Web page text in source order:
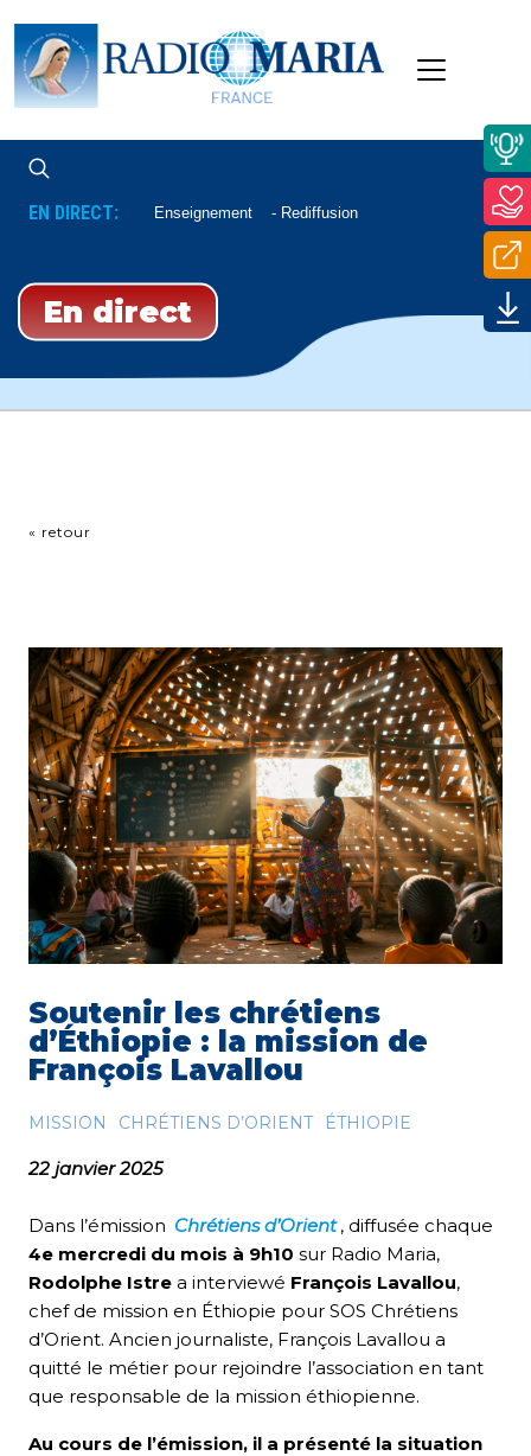
EN DIRECT: Enseignement Rediffusion
En direct
« retour
Soutenir les chrétiens
d’Éthiopie : la mission de
François Lavallou
MISSION CHRÉTIENS D’ORIENT ÉTHIOPIE
22 janvier 2025
Dans l’émission Chrétiens d’Orient , diffusée chaque
4e mercredi du mois à 9h10 sur Radio Maria,
Rodolphe Istre a interviewé François Lavallou,
chef de mission en Éthiopie pour SOS Chrétiens
d’Orient. Ancien journaliste, François Lavallou a
quitté le métier pour rejoindre l’association en tant
que responsable de la mission éthiopienne.
Au cours de l’émission, il a présenté la situation